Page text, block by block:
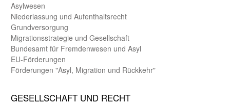
Asyl­wesen
Nieder­lassung und Aufent­halts­recht
Grund­versorgung
Migrations­strategie und Gesell­schaft
Bundes­amt für Fremden­wesen und Asyl
EU-Förde­rungen
Förderungen "Asyl, Migration und Rückkehr"
GE­SELL­SCHAFT UND RECHT